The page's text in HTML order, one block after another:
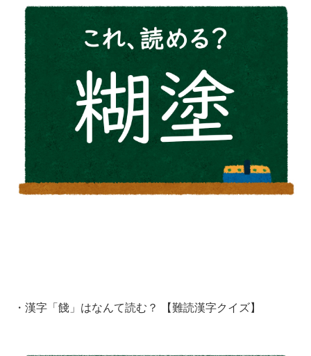
・ 漢字「餞」はなんて読む？ 【難読漢字クイズ】